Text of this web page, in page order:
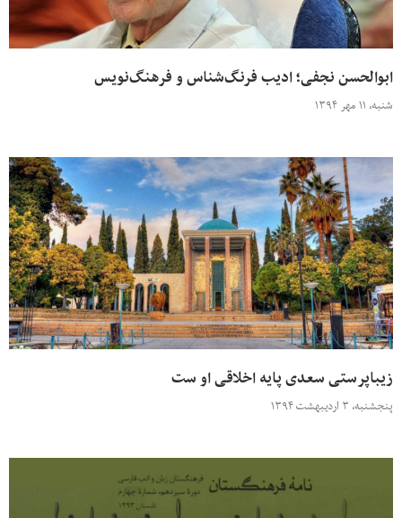
ابوالحسن نجفی؛ ادیب فرنگ‌شناس و فرهنگ‌نویس
شنبه، ۱۱ مهر ۱۳۹۴
زیباپرستی سعدی پایه اخلاقی او ست
پنجشنبه، ۳ اردیبهشت ۱۳۹۴